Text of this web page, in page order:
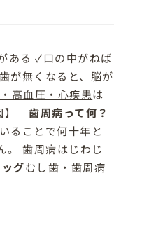
ある ✓口の中がねば
が無くなると、脳が
高血圧・心疾患は
歯周病って何？
ることで何十年と
。 歯周病はじわじ
グむし歯・歯周病